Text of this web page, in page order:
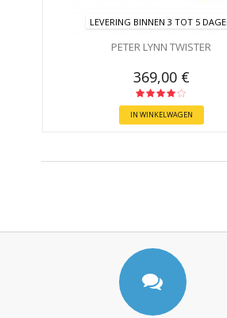
LEVERING BINNEN 3 TOT 5
PETER LYNN TWISTER
369,00 €
IN WINKELWAGEN